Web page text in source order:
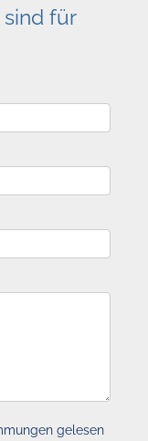
sind für
gelesen